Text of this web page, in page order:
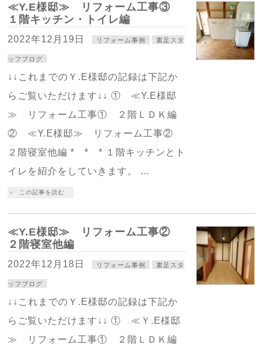
≪Y.E様邸≫ リフォーム工事③
１階キッチン・トイレ編
2022年12月19日 リフォーム事例 素足スタ
ッフブログ
↓↓これまでのＹ.E様邸の記録は下記か
らご覧いただけます↓↓ ① ≪Y.E様邸
≫ リフォーム工事① ２階ＬＤＫ編
② ≪Y.E様邸≫ リフォーム工事②
２階寝室他編 * * * １階キッチンとト
イレを紹介をしていきます。 …
この記事を読む
≪Y.E様邸≫ リフォーム工事②
２階寝室他編
2022年12月18日 リフォーム事例 素足スタ
ッフブログ
↓↓これまでのＹ.E様邸の記録は下記か
らご覧いただけます↓↓ ① ≪Ｙ.E様邸
≫ リフォーム工事① ２階ＬＤＫ編